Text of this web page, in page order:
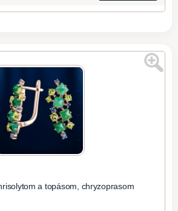
a topásom, chryzoprasom